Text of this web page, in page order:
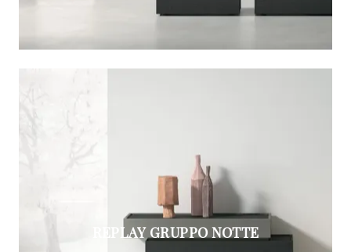
REPLAY GRUPPO NOTTE